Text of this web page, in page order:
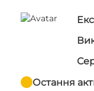
Остання